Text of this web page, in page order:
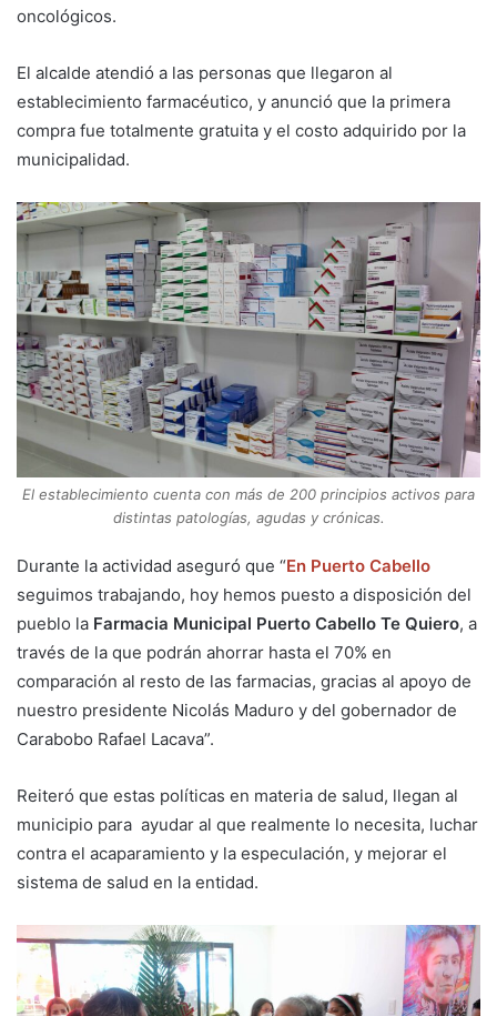
oncológicos.
El alcalde atendió a las personas que llegaron al
establecimiento farmacéutico, y anunció que la primera
compra fue totalmente gratuita y el costo adquirido por la
municipalidad.
El establecimiento cuenta con más de 200 principios activos para
distintas patologías, agudas y crónicas.
Durante la actividad aseguró que “En Puerto Cabello
seguimos trabajando, hoy hemos puesto a disposición del
pueblo la Farmacia Municipal Puerto Cabello Te Quiero, a
través de la que podrán ahorrar hasta el 70% en
comparación al resto de las farmacias, gracias al apoyo de
nuestro presidente Nicolás Maduro y del gobernador de
Carabobo Rafael Lacava”.
Reiteró que estas políticas en materia de salud, llegan al
municipio para ayudar al que realmente lo necesita, luchar
contra el acaparamiento y la especulación, y mejorar el
sistema de salud en la entidad.